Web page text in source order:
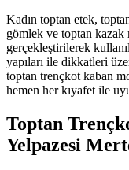
Kadın toptan etek,
gömlek ve toptan
gerçekleştirilerek
yapıları ile dikkatleri
toptan trençkot kaban
hemen her kıyafet ile
Toptan
Yelpazesi